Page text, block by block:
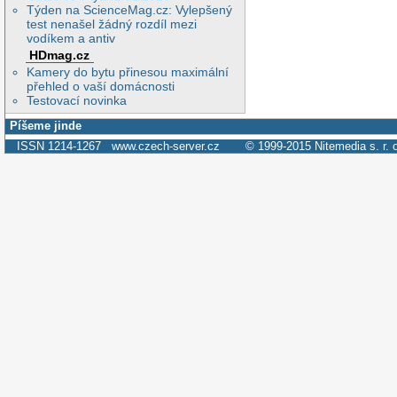
Týden na ScienceMag.cz: Vylepšený
test nenašel žádný rozdíl mezi
vodíkem a antiv
HDmag.cz
Kamery do bytu přinesou maximální
přehled o vaší domácnosti
Testovací novinka
Píšeme jinde
ISSN 1214-1267 www.czech-server.cz © 1999-2015 Nitemedia s. r.